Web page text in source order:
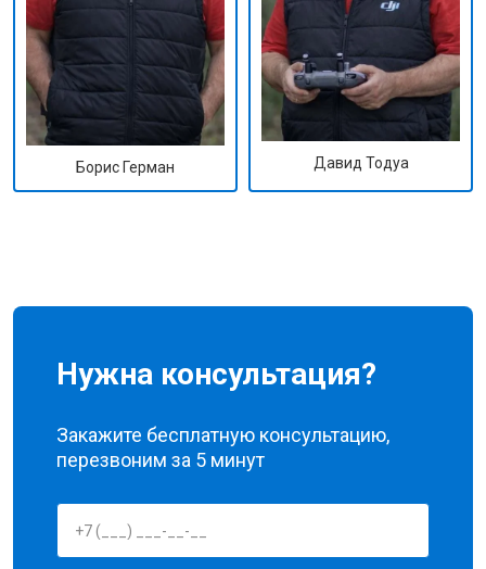
Борис Герман Давид Тодуа
Нужна консультация?
Закажите бесплатную консультацию,
перезвоним за 5 минут